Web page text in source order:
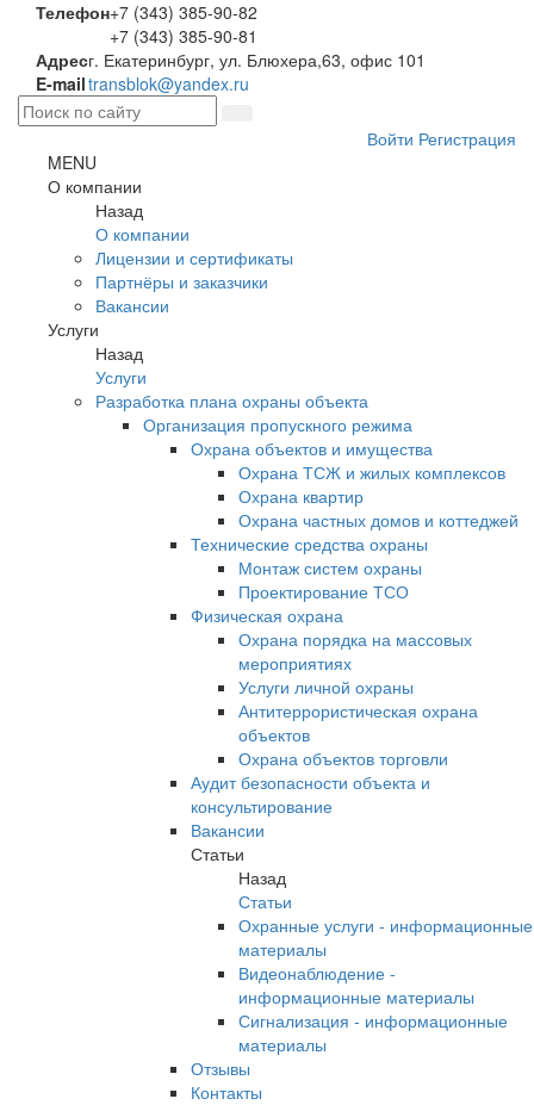
Телефон+7 (343) 385-90-82
+7 (343) 385-90-81
Адресг. Екатеринбург, ул. Блюхера,63, офис 101
E-mailtransblok@yandex.ru
Войти Регистрация
MENU
О компании
Назад
О компании
Лицензии и сертификаты
Партнёры и заказчики
Вакансии
Услуги
Назад
Услуги
Разработка плана охраны объекта
Организация пропускного режима
Охрана объектов и имущества
Охрана ТСЖ и жилых комплексов
Охрана квартир
Охрана частных домов и коттеджей
Технические средства охраны
Монтаж систем охраны
Проектирование ТСО
Физическая охрана
Охрана порядка на массовых
мероприятиях
Услуги личной охраны
Антитеррористическая охрана
объектов
Охрана объектов торговли
Аудит безопасности объекта и
консультирование
Вакансии
Статьи
Назад
Статьи
Охранные услуги - информационные
материалы
Видеонаблюдение -
информационные материалы
Сигнализация - информационные
материалы
Отзывы
Контакты